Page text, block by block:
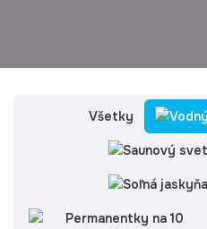
Všetky